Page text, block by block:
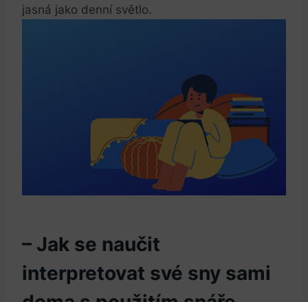
jasná jako denní světlo.
– Jak se naučit
interpretovat své sny sami